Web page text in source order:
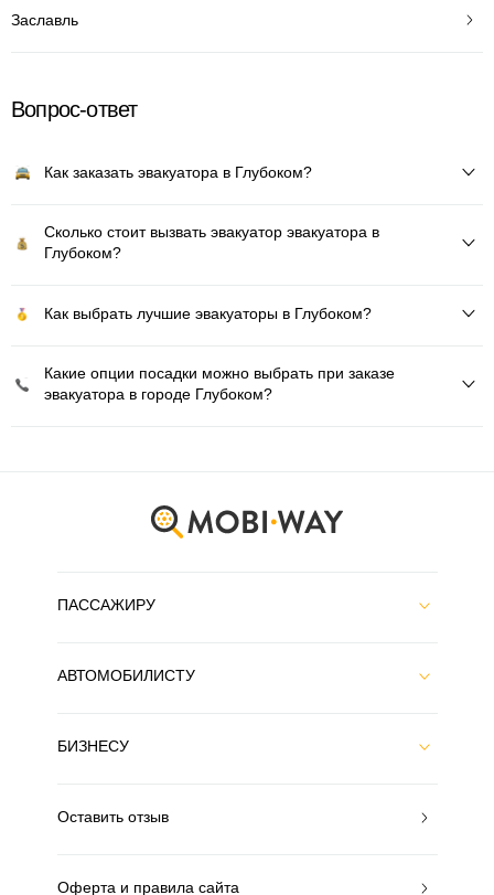
Заславль
Вопрос-ответ
Как заказать эвакуатора в Глубоком?
Сколько стоит вызвать эвакуатор эвакуатора в
Глубоком?
Как выбрать лучшие эвакуаторы в Глубоком?
Какие опции посадки можно выбрать при заказе
эвакуатора в городе Глубоком?
ПАССАЖИРУ
АВТОМОБИЛИСТУ
БИЗНЕСУ
Оставить отзыв
Оферта и правила сайта